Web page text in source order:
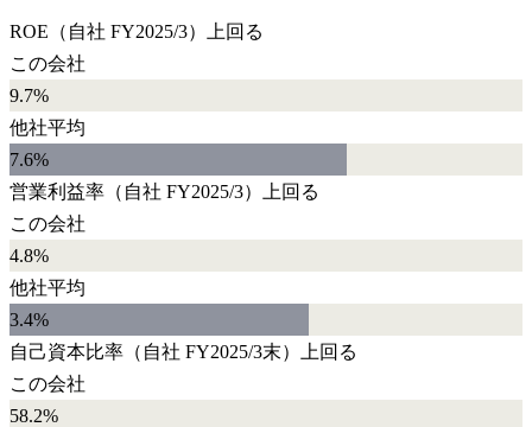
ROE （自社 FY2025/3）
上回る
この会社
9.7%
他社平均
7.6%
営業利益率 （自社 FY2025/3）
上回る
この会社
4.8%
他社平均
3.4%
自己資本比率 （自社 FY2025/3末）
上回る
この会社
58.2%